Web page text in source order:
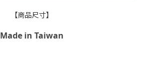
【商品尺寸】
Made in Taiwan